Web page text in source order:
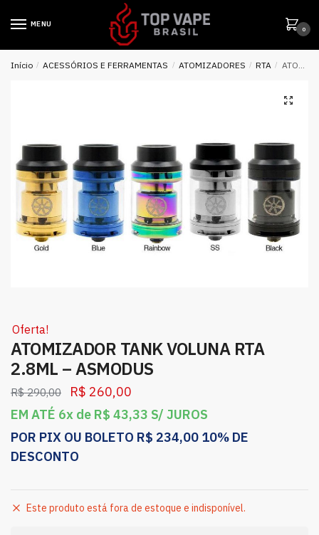
MENU
0
Início / ACESSÓRIOS E FERRAMENTAS / ATOMIZADORES / RTA / ATOMIZADOR TANK VOLUNA RTA 2.8ML – ASMODUS
Oferta!
ATOMIZADOR TANK VOLUNA RTA
2.8ML – ASMODUS
R$290,00 R$ 260,00
EM ATÉ 6x de R$ 43,33 S/ JUROS
POR PIX OU BOLETO R$ 234,00 10% DE
DESCONTO
Este produto está fora de estoque e indisponível.